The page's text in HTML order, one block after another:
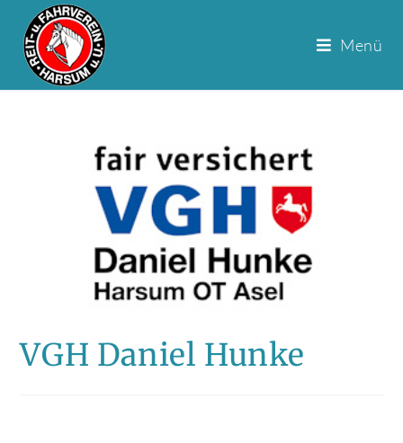
Menü
VGH Daniel Hunke